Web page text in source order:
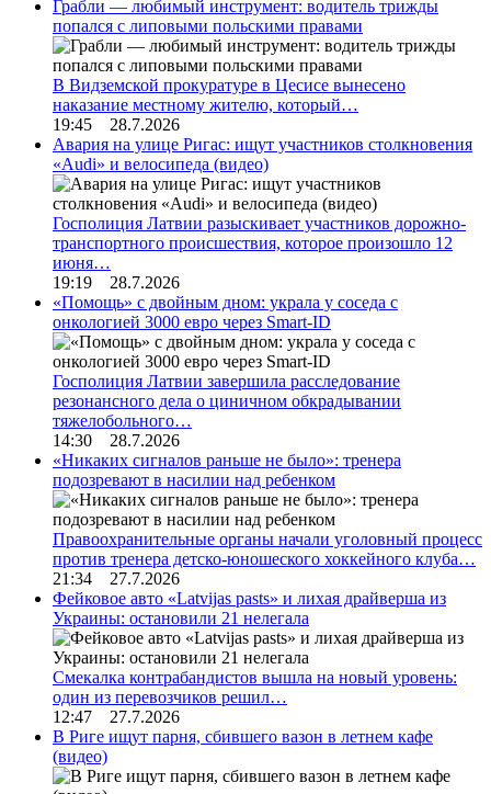
Грабли — любимый инструмент: водитель трижды
попался с липовыми польскими правами
В Видземской прокуратуре в Цесисе вынесено
наказание местному жителю, который…
19:45 28.7.2026
Авария на улице Ригас: ищут участников столкновения
«Audi» и велосипеда (видео)
Госполиция Латвии разыскивает участников дорожно-
транспортного происшествия, которое произошло 12
июня…
19:19 28.7.2026
«Помощь» с двойным дном: украла у соседа с
онкологией 3000 евро через Smart-ID
Госполиция Латвии завершила расследование
резонансного дела о циничном обкрадывании
тяжелобольного…
14:30 28.7.2026
«Никаких сигналов раньше не было»: тренера
подозревают в насилии над ребенком
Правоохранительные органы начали уголовный процесс
против тренера детско-юношеского хоккейного клуба…
21:34 27.7.2026
Фейковое авто «Latvijas pasts» и лихая драйверша из
Украины: остановили 21 нелегала
Смекалка контрабандистов вышла на новый уровень:
один из перевозчиков решил…
12:47 27.7.2026
В Риге ищут парня, сбившего вазон в летнем кафе
(видео)